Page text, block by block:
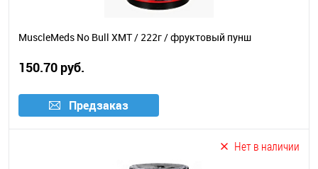
MuscleMeds No Bull XMT / 222г / фруктовый пунш
150.70 руб.
Предзаказ
Нет в наличии